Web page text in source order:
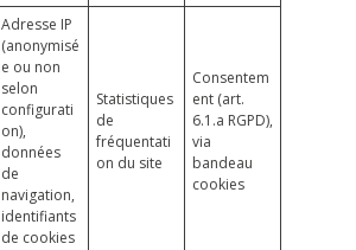
Adresse IP
(anonymisé
e ou non
selon
configurati
on),
données
de
navigation,
identifiants
de cookies
Statistiques
de
fréquentati
on du site
Consentem
ent (art.
6.1.a RGPD),
via
bandeau
cookies